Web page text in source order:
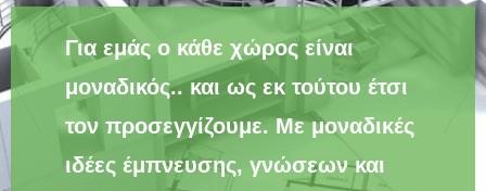
Για εμάς ο κάθε χώρος είναι
μοναδικός.. και ως εκ τούτου έτσι
τον προσεγγίζουμε. Με μοναδικές
ιδέες έμπνευσης, γνώσεων και